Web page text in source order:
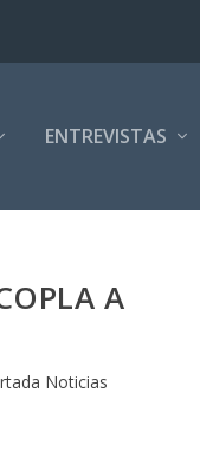
ENTREVISTAS
A
Noticias